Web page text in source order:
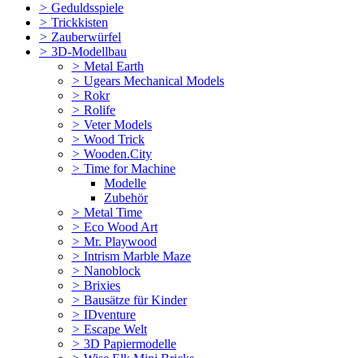
> Geduldsspiele
> Trickkisten
> Zauberwürfel
> 3D-Modellbau
> Metal Earth
> Ugears Mechanical Models
> Rokr
> Rolife
> Veter Models
> Wood Trick
> Wooden.City
> Time for Machine
Modelle
Zubehör
> Metal Time
> Eco Wood Art
> Mr. Playwood
> Intrism Marble Maze
> Nanoblock
> Brixies
> Bausätze für Kinder
> IDventure
> Escape Welt
> 3D Papiermodelle